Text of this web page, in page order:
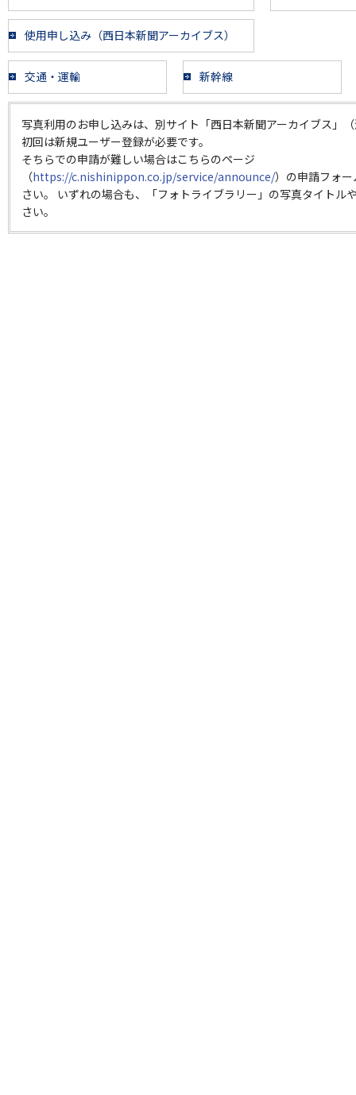
使用申し込み（西日本新聞アーカイブス）
交通・運輸 新幹線
写真利用のお申し込みは、別サイト「西日本新聞アーカイブス」
初回は新規ユーザー登録が必要です。
そちらでの申請が難しい場合はこちらのページ
（https://c.nishinippon.co.jp/service/announce/）の申請フォ
さい。 いずれの場合も、「フォトライブラリー」の写真タイトル
さい。